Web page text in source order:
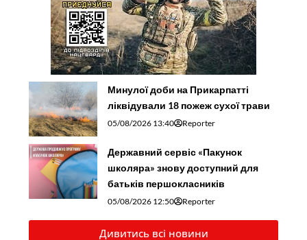
Минулої доби на Прикарпатті
ліквідували 18 пожеж сухої трави
05/08/2026 13:40 Reporter
Державний сервіс «Пакунок
школяра» знову доступний для
батьків першокласників
05/08/2026 12:50 Reporter
Дивитись всі новини